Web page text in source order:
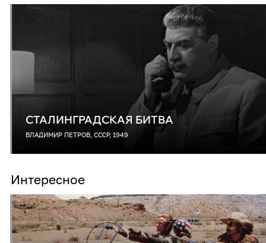
СТАЛИНГРАДСКАЯ БИТВА
ВЛАДИМИР ПЕТРОВ, СССР, 1949
Интересное